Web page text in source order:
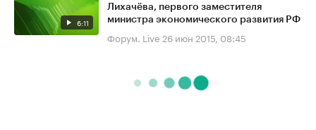
6:11
Лихачёва, первого заместителя
министра экономического развития РФ
Форум. Live 26 июн 2015, 08:45